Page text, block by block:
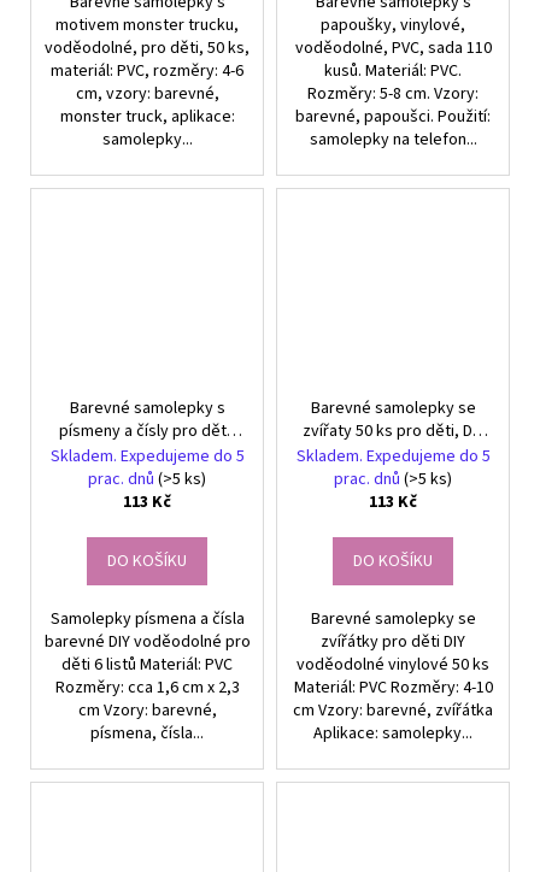
motivem monster trucku,
voděodolné, pro děti, 50 ks,
materiál: PVC, rozměry: 4-6
cm, vzory: barevné,
monster truck, aplikace:
samolepky...
papoušky, vinylové,
voděodolné, PVC, sada 110
kusů. Materiál: PVC.
Rozměry: 5-8 cm. Vzory:
barevné, papoušci. Použití:
samolepky na telefon...
Barevné samolepky s
písmeny a čísly pro děti,
DIY dekorace, 6 listů
Skladem. Expedujeme do 5
prac. dnů (>5 ks)
113 Kč
DO KOŠÍKU
Samolepky písmena a čísla
barevné DIY voděodolné pro
děti 6 listů Materiál: PVC
Rozměry: cca 1,6 cm x 2,3
cm Vzory: barevné,
písmena, čísla...
Barevné samolepky se
zvířaty 50 ks pro děti, DIY
dekorace
Skladem. Expedujeme do 5
prac. dnů (>5 ks)
113 Kč
DO KOŠÍKU
Barevné samolepky se
zvířátky pro děti DIY
voděodolné vinylové 50 ks
Materiál: PVC Rozměry: 4-10
cm Vzory: barevné, zvířátka
Aplikace: samolepky...